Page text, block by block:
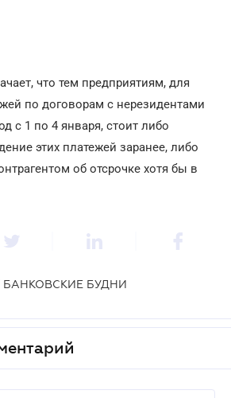
что тем предприятиям, для
по договорам с нерезидентами
с 1 по 4 января, стоит либо
этих платежей заранее, либо
об отсрочке хотя бы в
БАНКОВСКИЕ БУДНИ